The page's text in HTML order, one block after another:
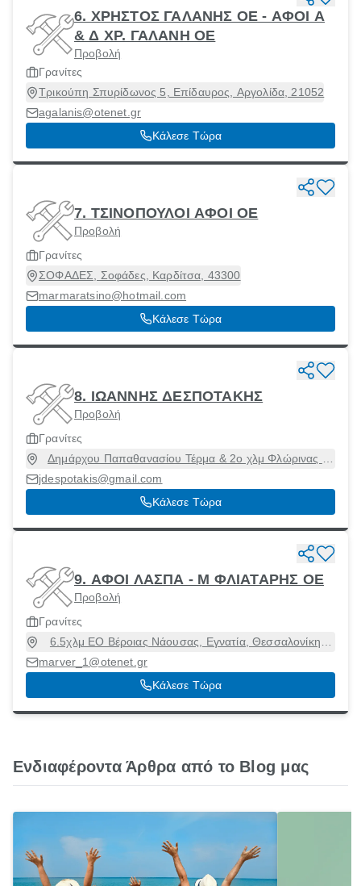
6. ΧΡΗΣΤΟΣ ΓΑΛΑΝΗΣ ΟΕ - ΑΦΟΙ Α
& Δ ΧΡ. ΓΑΛΑΝΗ ΟΕ
Προβολή
Γρανίτες
Τρικούπη Σπυρίδωνος 5, Επίδαυρος, Αργολίδα, 21052
agalanis@otenet.gr
Κάλεσε Τώρα
7. ΤΣΙΝΟΠΟΥΛΟΙ ΑΦΟΙ ΟΕ
Προβολή
Γρανίτες
ΣΟΦΑΔΕΣ, Σοφάδες, Καρδίτσα, 43300
marmaratsino@hotmail.com
Κάλεσε Τώρα
8. ΙΩΑΝΝΗΣ ΔΕΣΠΟΤΑΚΗΣ
Προβολή
Γρανίτες
Δημάρχου Παπαθανασίου Τέρμα & 2ο χλμ Φλώρινας -
Κλεινών, ΦΛΩΡΙΝΑ, Φλώρινα [Δήμος], Φλώρινα, 53100
jdespotakis@gmail.com
Κάλεσε Τώρα
9. ΑΦΟΙ ΛΑΣΠΑ - Μ ΦΛΙΑΤΑΡΗΣ ΟΕ
Προβολή
Γρανίτες
6.5χλμ ΕΟ Βέροιας Νάουσας, Εγνατία, Θεσσαλονίκη,
marver_1@otenet.gr
Κάλεσε Τώρα
Ενδιαφέροντα Άρθρα από το Blog μας